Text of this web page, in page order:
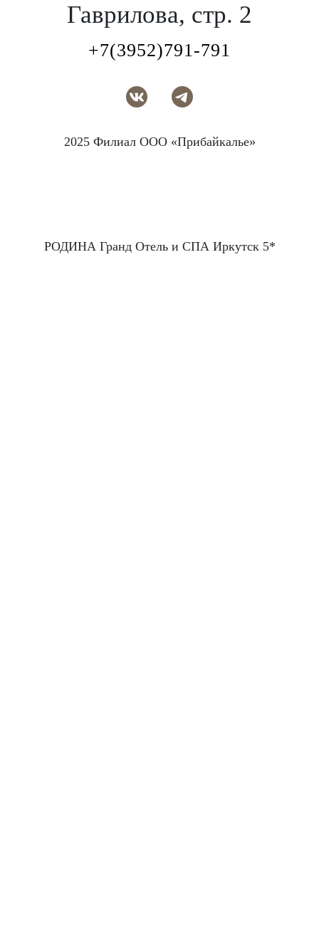
Гаврилова, стр. 2
+7(3952)791-791
2025 Филиал ООО «Прибайкалье»
РОДИНА Гранд Отель и СПА Иркутск 5*